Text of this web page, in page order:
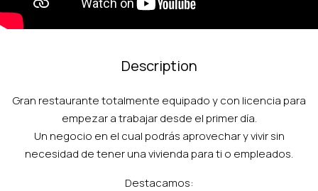
Description
Gran restaurante totalmente equipado y con licencia para
empezar a trabajar desde el primer día.
Un negocio en el cual podrás aprovechar y vivir sin
necesidad de tener una vivienda para ti o empleados.
Destacamos: